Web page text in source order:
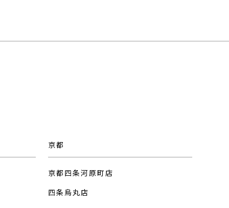
京都
京都四条河原町店
四条烏丸店